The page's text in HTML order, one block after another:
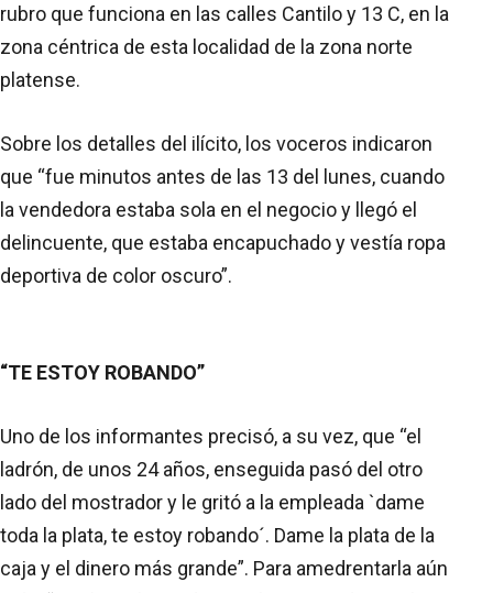
rubro que funciona en las calles Cantilo y 13 C, en la
zona céntrica de esta localidad de la zona norte
platense.
Sobre los detalles del ilícito, los voceros indicaron
que “fue minutos antes de las 13 del lunes, cuando
la vendedora estaba sola en el negocio y llegó el
delincuente, que estaba encapuchado y vestía ropa
deportiva de color oscuro”.
“TE ESTOY ROBANDO”
Uno de los informantes precisó, a su vez, que “el
ladrón, de unos 24 años, enseguida pasó del otro
lado del mostrador y le gritó a la empleada `dame
toda la plata, te estoy robando´. Dame la plata de la
caja y el dinero más grande”. Para amedrentarla aún